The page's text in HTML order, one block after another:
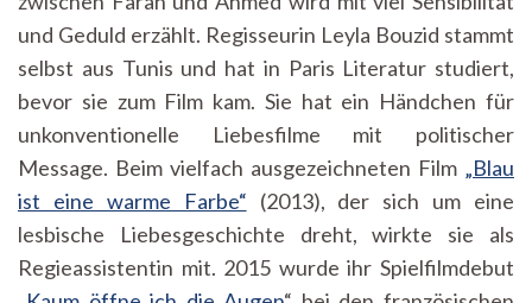
und Geduld erzählt. Regisseurin Leyla Bouzid stammt
selbst aus Tunis und hat in Paris Literatur studiert,
bevor sie zum Film kam. Sie hat ein Händchen für
unkonventionelle Liebesfilme mit politischer
Message. Beim vielfach ausgezeichneten Film „Blau
ist eine warme Farbe“ (2013), der sich um eine
lesbische Liebesgeschichte dreht, wirkte sie als
Regieassistentin mit. 2015 wurde ihr Spielfilmdebut